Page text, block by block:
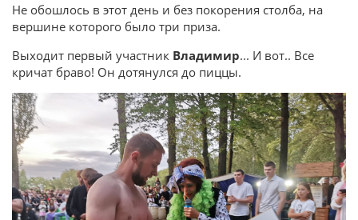
Не обошлось в этот день и без покорения столба, на
вершине которого было три приза.
Выходит первый участник Владимир... И вот.. Все
кричат браво! Он дотянулся до пиццы.